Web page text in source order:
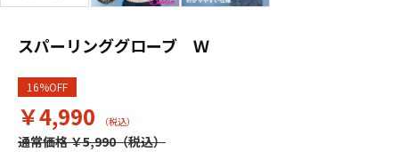
スパーリンググローブ Ｗ
16%OFF
￥4,990
通常価格 ￥5,990